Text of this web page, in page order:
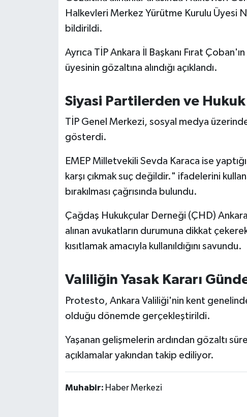
Halkevleri Merkez Yürütme Kurulu Üyesi
bildirildi.
Ayrıca TİP Ankara İl Başkanı Fırat
üyesinin gözaltına alındığı açıklandı.
Siyasi Partilerden ve
TİP Genel Merkezi, sosyal medya
gösterdi.
EMEP Milletvekili Sevda Karaca ise
karşı çıkmak suç değildir." ifadelerini
bırakılması çağrısında bulundu.
Çağdaş Hukukçular Derneği (ÇHD)
alınan avukatların durumuna dikkat
kısıtlamak amacıyla kullanıldığını savundu.
Valiliğin Yasak Kararı
Protesto, Ankara Valiliği'nin kent
olduğu dönemde gerçekleştirildi.
Yaşanan gelişmelerin ardından gözaltı
açıklamalar yakından takip ediliyor.
Muhabir: Haber Merkezi
SÜRMANŞET
TARİHTE BUGÜN
VİZYONDAKİLER